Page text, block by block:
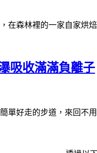
在森林裡的一家自家烘焙
吸收滿滿負離子
單好走的步道，來回不